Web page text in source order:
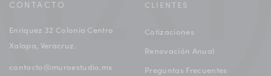
CONTACTO
Enriquez 32 Colonia Centro
Xalapa, Veracruz.
contacto@muroestudio.mx
CLIENTES
Cotizaciones
Renovación Anual
Preguntas Frecuentes